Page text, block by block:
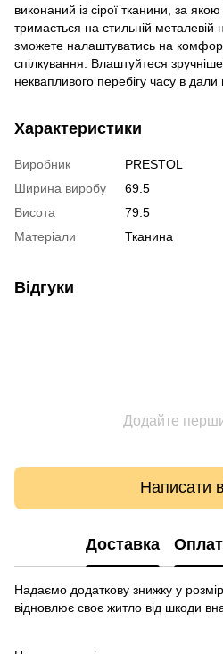
виконаний із сірої тканини, за
тримається на стильній металевій
зможете налаштуватись на
спілкування. Влаштуйтеся зручніше
неквапливого перебігу часу в дали
Характеристики
Виробник
PRESTOL
Ширина виробу
69.5
Висота
79.5
Матеріали
Тканина
Відгуки
Додайте
Написати
Доставка
Надаємо додаткову знижку у
відновлює своє житло від шкоди